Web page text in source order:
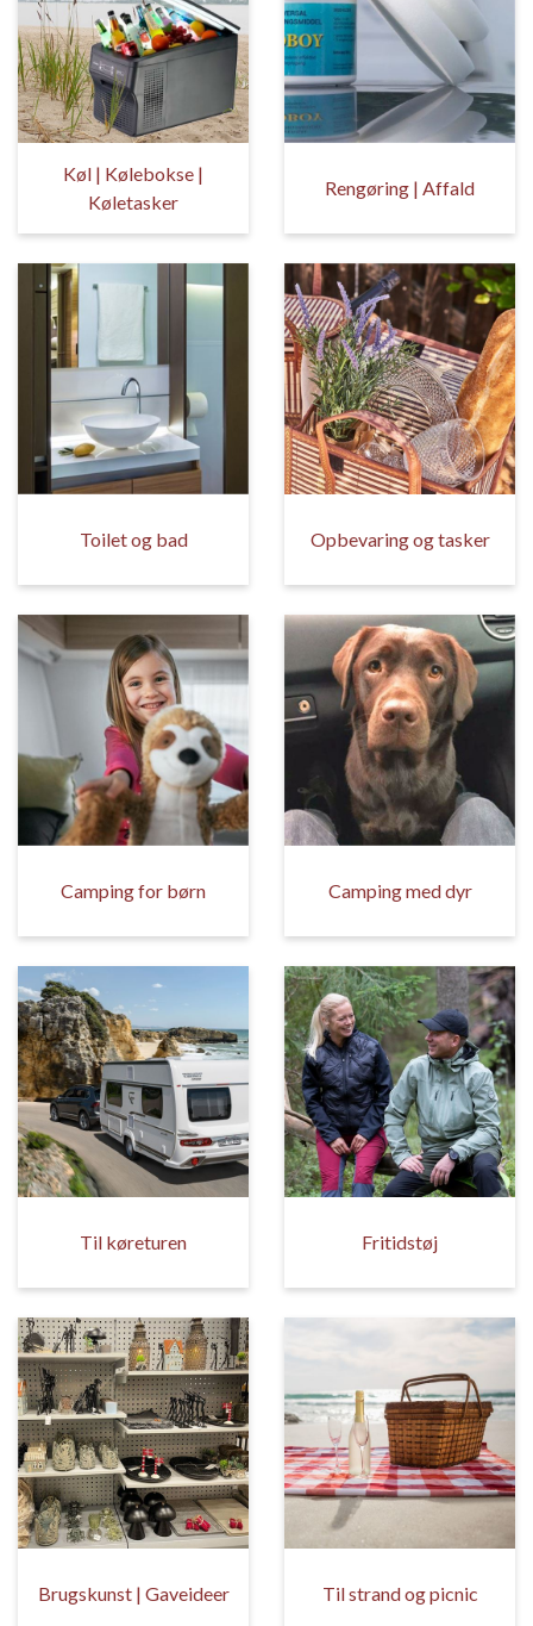
Køl | Kølebokse |
Køletasker
Rengøring | Affald
Toilet og bad Opbevaring og tasker
Camping for børn Camping med dyr
Til køreturen Fritidstøj
Brugskunst | Gaveideer Til strand og picnic